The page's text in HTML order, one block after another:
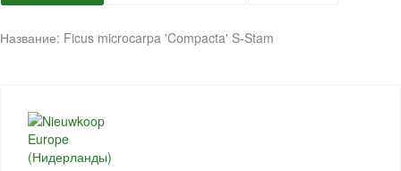
Название: Ficus microcarpa 'Compacta' S-Stam